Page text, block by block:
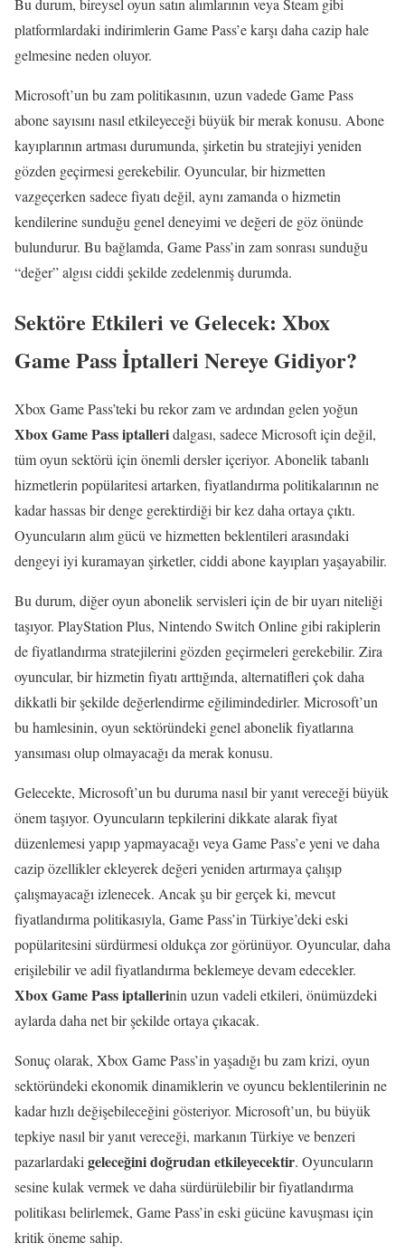
platformlardaki indirimlerin Game Pass’e karşı daha cazip hale
gelmesine neden oluyor.
Microsoft’un bu zam politikasının, uzun vadede Game Pass
abone sayısını nasıl etkileyeceği büyük bir merak konusu. Abone
kayıplarının artması durumunda, şirketin bu stratejiyi yeniden
gözden geçirmesi gerekebilir. Oyuncular, bir hizmetten
vazgeçerken sadece fiyatı değil, aynı zamanda o hizmetin
kendilerine sunduğu genel deneyimi ve değeri de göz önünde
bulundurur. Bu bağlamda, Game Pass’in zam sonrası sunduğu
“değer” algısı ciddi şekilde zedelenmiş durumda.
Sektöre Etkileri ve Gelecek: Xbox
Game Pass İptalleri Nereye Gidiyor?
Xbox Game Pass’teki bu rekor zam ve ardından gelen yoğun
Xbox Game Pass iptalleridalgası, sadece Microsoft için değil,
tüm oyun sektörü için önemli dersler içeriyor. Abonelik tabanlı
hizmetlerin popülaritesi artarken, fiyatlandırma politikalarının ne
kadar hassas bir denge gerektirdiği bir kez daha ortaya çıktı.
Oyuncuların alım gücü ve hizmetten beklentileri arasındaki
dengeyi iyi kuramayan şirketler, ciddi abone kayıpları yaşayabilir.
Bu durum, diğer oyun abonelik servisleri için de bir uyarı niteliği
taşıyor. PlayStation Plus, Nintendo Switch Online gibi rakiplerin
de fiyatlandırma stratejilerini gözden geçirmeleri gerekebilir. Zira
oyuncular, bir hizmetin fiyatı arttığında, alternatifleri çok daha
dikkatli bir şekilde değerlendirme eğilimindedirler. Microsoft’un
bu hamlesinin, oyun sektöründeki genel abonelik fiyatlarına
yansıması olup olmayacağı da merak konusu.
Gelecekte, Microsoft’un bu duruma nasıl bir yanıt vereceği büyük
önem taşıyor. Oyuncuların tepkilerini dikkate alarak fiyat
düzenlemesi yapıp yapmayacağı veya Game Pass’e yeni ve daha
cazip özellikler ekleyerek değeri yeniden artırmaya çalışıp
çalışmayacağı izlenecek. Ancak şu bir gerçek ki, mevcut
fiyatlandırma politikasıyla, Game Pass’in Türkiye’deki eski
popülaritesini sürdürmesi oldukça zor görünüyor. Oyuncular, daha
erişilebilir ve adil fiyatlandırma beklemeye devam edecekler.
Xbox Game Pass iptallerinin uzun vadeli etkileri, önümüzdeki
aylarda daha net bir şekilde ortaya çıkacak.
Sonuç olarak, Xbox Game Pass’in yaşadığı bu zam krizi, oyun
sektöründeki ekonomik dinamiklerin ve oyuncu beklentilerinin ne
kadar hızlı değişebileceğini gösteriyor. Microsoft’un, bu büyük
tepkiye nasıl bir yanıt vereceği, markanın Türkiye ve benzeri
pazarlardakigeleceğini doğrudan etkileyecektir. Oyuncuların
sesine kulak vermek ve daha sürdürülebilir bir fiyatlandırma
politikası belirlemek, Game Pass’in eski gücüne kavuşması için
kritik öneme sahip.